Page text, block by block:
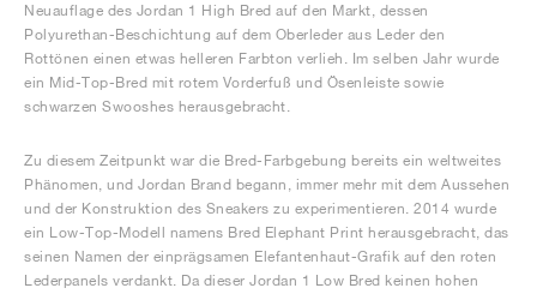
Neuauflage des Jordan 1 High Bred auf den Markt, dessen
Polyurethan-Beschichtung auf dem Oberleder aus Leder den
Rottönen einen etwas helleren Farbton verlieh. Im selben Jahr wurde
ein Mid-Top-Bred mit rotem Vorderfuß und Ösenleiste sowie
schwarzen Swooshes herausgebracht.
Zu diesem Zeitpunkt war die Bred-Farbgebung bereits ein weltweites
Phänomen, und Jordan Brand begann, immer mehr mit dem Aussehen
und der Konstruktion des Sneakers zu experimentieren. 2014 wurde
ein Low-Top-Modell namens Bred Elephant Print herausgebracht, das
seinen Namen der einprägsamen Elefantenhaut-Grafik auf den roten
Lederpanels verdankt. Da dieser Jordan 1 Low Bred keinen hohen